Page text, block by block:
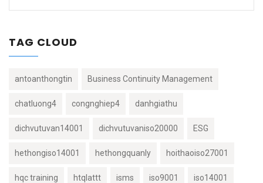
TAG CLOUD
antoanthongtin Business Continuity Management
chatluong4 congnghiep4 danhgiathu
dichvutuvan14001 dichvutuvaniso20000 ESG
hethongiso14001 hethongquanly hoithaoiso27001
hqc training htqlattt isms iso9001 iso14001